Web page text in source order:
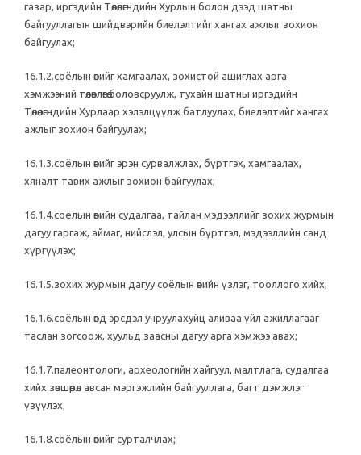
газар, иргэдийн Төлөөлөгчдийн Хурлын болон дээд шатны
байгууллагын шийдвэрийн биелэлтийг хангах ажлыг зохион
байгуулах;
16.1.2.соёлын өвийг хамгаалах, зохистой ашиглах арга
хэмжээний төлөвлөгөө боловсруулж, тухайн шатны иргэдийн
Төлөөлөгчдийн Хурлаар хэлэлцүүлж батлуулах, биелэлтийг хангах
ажлыг зохион байгуулах;
16.1.3.соёлын өвийг эрэн сурвалжлах, бүртгэх, хамгаалах,
хяналт тавих ажлыг зохион байгуулах;
16.1.4.соёлын өвийн судалгаа, тайлан мэдээллийг зохих журмын
дагуу гаргаж, аймаг, нийслэл, улсын бүртгэл, мэдээллийн санд
хүргүүлэх;
16.1.5.зохих журмын дагуу соёлын өвийн үзлэг, тооллого хийх;
16.1.6.соёлын өвд эрсдэл учруулахуйц аливаа үйл ажиллагааг
таслан зогсоож, хуульд заасны дагуу арга хэмжээ авах;
16.1.7.палеонтологи, археологийн хайгуул, малтлага, судалгаа
хийх зөвшөөрөл авсан мэргэжлийн байгууллага, багт дэмжлэг
үзүүлэх;
16.1.8.соёлын өвийг сурталчлах;